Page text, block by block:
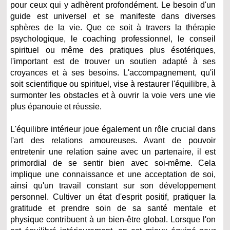
pour ceux qui y adhèrent profondément. Le besoin d'un
guide est universel et se manifeste dans diverses
sphères de la vie. Que ce soit à travers la thérapie
psychologique, le coaching professionnel, le conseil
spirituel ou même des pratiques plus ésotériques,
l'important est de trouver un soutien adapté à ses
croyances et à ses besoins. L'accompagnement, qu'il
soit scientifique ou spirituel, vise à restaurer l'équilibre, à
surmonter les obstacles et à ouvrir la voie vers une vie
plus épanouie et réussie.
L'équilibre intérieur joue également un rôle crucial dans
l'art des relations amoureuses. Avant de pouvoir
entretenir une relation saine avec un partenaire, il est
primordial de se sentir bien avec soi-même. Cela
implique une connaissance et une acceptation de soi,
ainsi qu'un travail constant sur son développement
personnel. Cultiver un état d'esprit positif, pratiquer la
gratitude et prendre soin de sa santé mentale et
physique contribuent à un bien-être global. Lorsque l'on